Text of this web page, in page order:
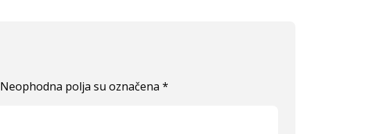
Neophodna polja su označena *